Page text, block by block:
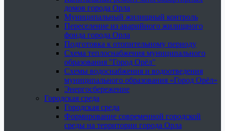
домов города Орла
Муниципальный жилищный контроль
Переселение из аварийного жилищного
фонда города Орла
Подготовка к отопительному периоду
Схема теплоснабжения муниципального
образования "Город Орёл"
Схемы водоснабжения и водоотведения
муниципального образования «Город Орёл»
Энергосбережение
Городская среда
Городская среда
Формирование современной городской
среды на территории города Орла